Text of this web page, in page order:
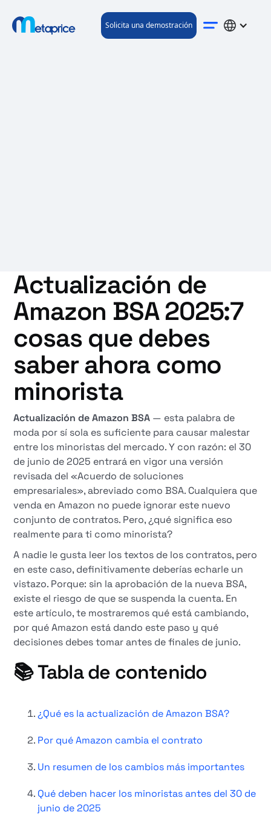
Solicita una demostración
Actualización de
Amazon BSA 2025:7
cosas que debes
saber ahora como
minorista
Actualización de Amazon BSA — esta palabra de
moda por sí sola es suficiente para causar malestar
entre los minoristas del mercado. Y con razón: el 30
de junio de 2025 entrará en vigor una versión
revisada del «Acuerdo de soluciones
empresariales», abreviado como BSA. Cualquiera que
venda en Amazon no puede ignorar este nuevo
conjunto de contratos. Pero, ¿qué significa eso
realmente para ti como minorista?
A nadie le gusta leer los textos de los contratos, pero
en este caso, definitivamente deberías echarle un
vistazo. Porque: sin la aprobación de la nueva BSA,
existe el riesgo de que se suspenda la cuenta. En
este artículo, te mostraremos qué está cambiando,
por qué Amazon está dando este paso y qué
decisiones debes tomar antes de finales de junio.
📚 Tabla de contenido
¿Qué es la actualización de Amazon BSA?
Por qué Amazon cambia el contrato
Un resumen de los cambios más importantes
Qué deben hacer los minoristas antes del 30 de
junio de 2025